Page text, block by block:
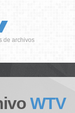
de archivos
WTV